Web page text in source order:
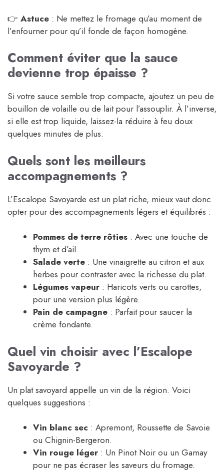
👉 Astuce : Ne mettez le fromage qu’au moment de
l’enfourner pour qu’il fonde de façon homogène.
Comment éviter que la sauce
devienne trop épaisse ?
Si votre sauce semble trop compacte, ajoutez un peu de
bouillon de volaille ou de lait pour l’assouplir. À l’inverse,
si elle est trop liquide, laissez-la réduire à feu doux
quelques minutes de plus.
Quels sont les meilleurs
accompagnements ?
L’Escalope Savoyarde est un plat riche, mieux vaut donc
opter pour des accompagnements légers et équilibrés :
Pommes de terre rôties : Avec une touche de
thym et d’ail.
Salade verte : Une vinaigrette au citron et aux
herbes pour contraster avec la richesse du plat.
Légumes vapeur : Haricots verts ou carottes,
pour une version plus légère.
Pain de campagne : Parfait pour saucer la
crème fondante.
Quel vin choisir avec l’Escalope
Savoyarde ?
Un plat savoyard appelle un vin de la région. Voici
quelques suggestions :
Vin blanc sec : Apremont, Roussette de Savoie
ou Chignin-Bergeron.
Vin rouge léger : Un Pinot Noir ou un Gamay
pour ne pas écraser les saveurs du fromage.